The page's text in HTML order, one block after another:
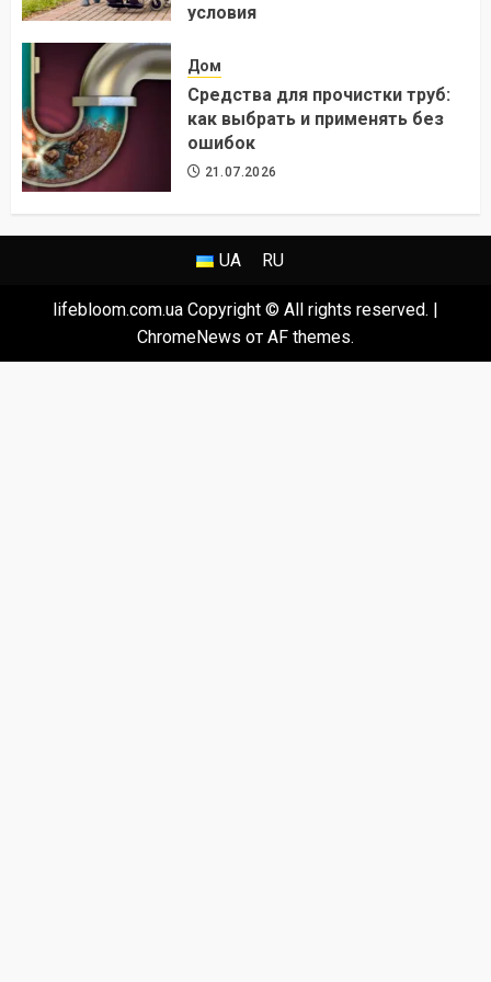
условия
Дом
Средства для прочистки труб:
как выбрать и применять без
ошибок
21.07.2026
UA RU
lifebloom.com.ua Copyright © All rights reserved. |
ChromeNews от AF themes.